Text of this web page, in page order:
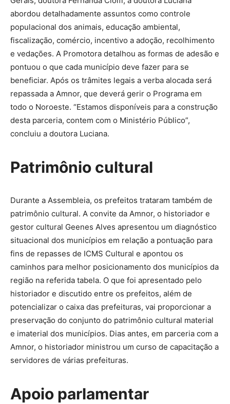
abordou detalhadamente assuntos como controle
populacional dos animais, educação ambiental,
fiscalização, comércio, incentivo a adoção, recolhimento
e vedações. A Promotora detalhou as formas de adesão e
pontuou o que cada município deve fazer para se
beneficiar. Após os trâmites legais a verba alocada será
repassada a Amnor, que deverá gerir o Programa em
todo o Noroeste. “Estamos disponíveis para a construção
desta parceria, contem com o Ministério Público”,
concluiu a doutora Luciana.
Patrimônio cultural
Durante a Assembleia, os prefeitos trataram também de
patrimônio cultural. A convite da Amnor, o historiador e
gestor cultural Geenes Alves apresentou um diagnóstico
situacional dos municípios em relação a pontuação para
fins de repasses de ICMS Cultural e apontou os
caminhos para melhor posicionamento dos municípios da
região na referida tabela. O que foi apresentado pelo
historiador e discutido entre os prefeitos, além de
potencializar o caixa das prefeituras, vai proporcionar a
preservação do conjunto do patrimônio cultural material
e imaterial dos municípios. Dias antes, em parceria com a
Amnor, o historiador ministrou um curso de capacitação a
servidores de várias prefeituras.
Apoio parlamentar